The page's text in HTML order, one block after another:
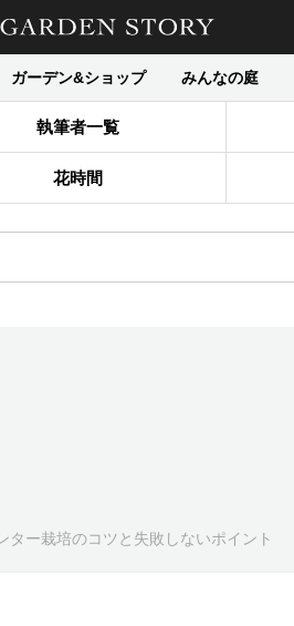
ガーデン&ショップ みんなの庭
執筆者一覧
花時間
ター栽培のコツと失敗しないポイント